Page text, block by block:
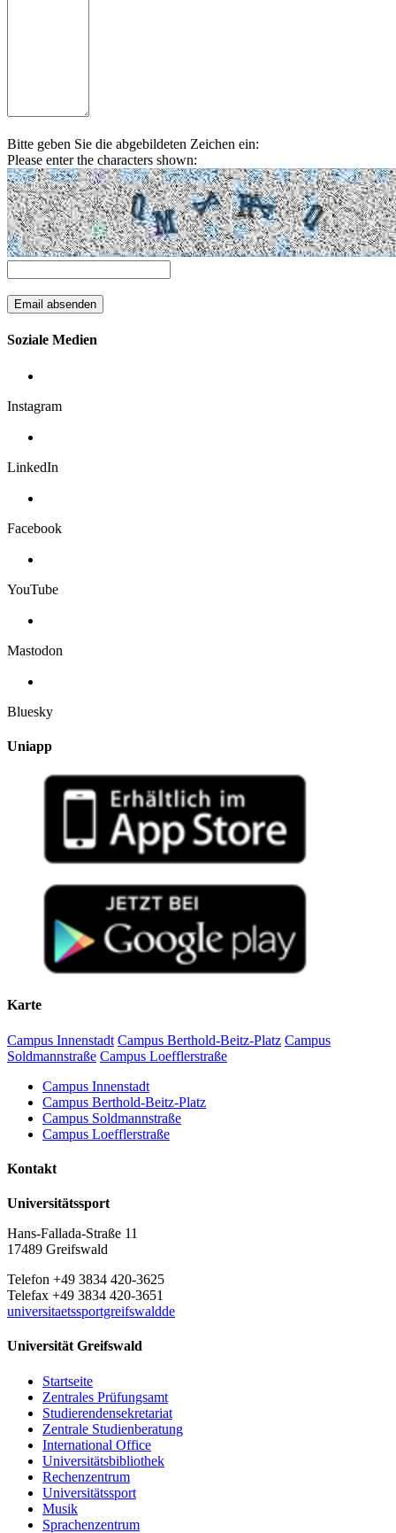
Bitte geben Sie die abgebildeten Zeichen ein:
Please enter the characters shown:
Soziale Medien
Instagram
LinkedIn
Facebook
YouTube
Mastodon
Bluesky
Uniapp
Karte
Campus Innenstadt Campus Berthold-Beitz-Platz Campus
Soldmannstraße Campus Loefflerstraße
Campus Innenstadt
Campus Berthold-Beitz-Platz
Campus Soldmannstraße
Campus Loefflerstraße
Kontakt
Universitätssport
Hans-Fallada-Straße 11
17489 Greifswald
Telefon +49 3834 420-3625
Telefax +49 3834 420-3651
universitaetssportgreifswaldde
Universität Greifswald
Startseite
Zentrales Prüfungsamt
Studierendensekretariat
Zentrale Studienberatung
International Office
Universitätsbibliothek
Rechenzentrum
Universitätssport
Musik
Sprachenzentrum